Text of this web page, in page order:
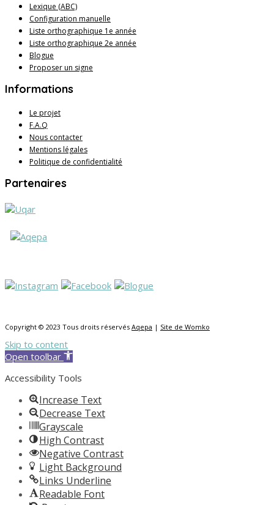
Lexique (ABC)
Configuration manuelle
Liste orthographique 1e année
Liste orthographique 2e année
Blogue
Proposer un signe
Informations
Le projet
F.A.Q
Nous contacter
Mentions légales
Politique de confidentialité
Partenaires
Copyright © 2023 Tous droits réservés Aqepa | Site de Womko
Skip to content
Open toolbar
Accessibility Tools
Increase Text
Decrease Text
Grayscale
High Contrast
Negative Contrast
Light Background
Links Underline
Readable Font